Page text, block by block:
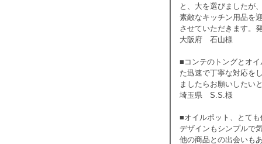
と、大を選びましたが
素敵なキッチン用品を
させていただきます。
大阪府 石山様
■コンテのトングとオ
た迅速で丁寧な対応を
ましたらお願いしたい
埼玉県 S.S.様
■オイルポット、とて
デザインもシンプルで
他の商品との出会いも